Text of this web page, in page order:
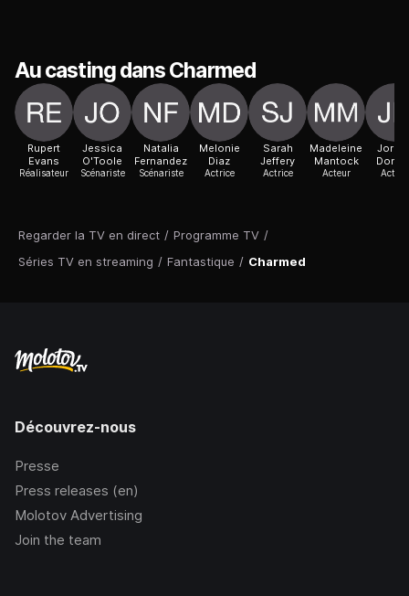
Regarder la TV en direct / Programme TV /
Séries TV en streaming / Fantastique / Charmed
Au casting dans Charmed
Rupert
Evans
Réalisateur
Jessica
O'Toole
Scénariste
Natalia
Fernandez
Scénariste
Melonie
Diaz
Actrice
Sarah
Jeffery
Actrice
Madeleine
Mantock
Acteur Acteur
Découvrez-nous
Presse
Press releases (en)
Molotov Advertising
Join the team